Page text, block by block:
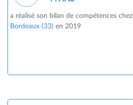
a réalisé son bilan de compétences chez
Bordeaux (33) en 2019